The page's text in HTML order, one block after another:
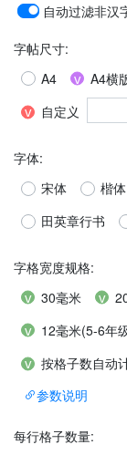
自动过滤非汉
字帖尺寸:
A4
A4横
自定义
字体:
宋体
楷体
田英章行书
字格宽度规格:
30毫米
12毫米(5-6年
按格子数自动
参数说明
每行格子数量: